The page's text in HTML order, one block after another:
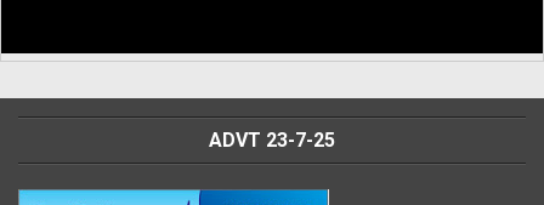
ADVT 23-7-25